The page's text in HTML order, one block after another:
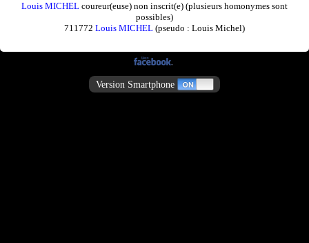
Louis MICHEL coureur(euse) non inscrit(e) (plusieurs homonymes sont
possibles)
711772 Louis MICHEL (pseudo : Louis Michel)
Version Smartphone